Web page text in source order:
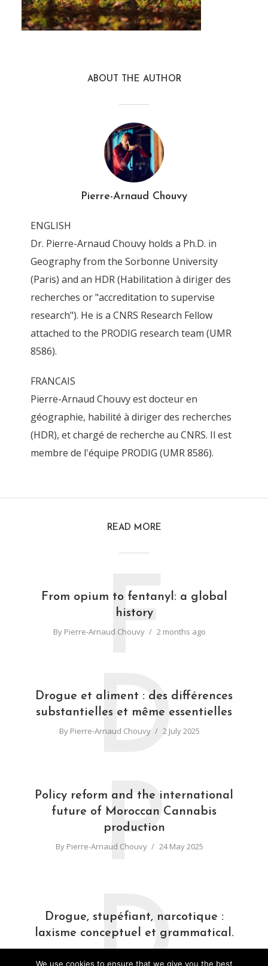
4T6Z0161_DxO
13 April 2016
ABOUT THE AUTHOR
Pierre-Arnaud Chouvy
ENGLISH
Dr. Pierre-Arnaud Chouvy holds a Ph.D. in
Geography from the Sorbonne University
(Paris) and an HDR (Habilitation à diriger des
recherches or "accreditation to supervise
research"). He is a CNRS Research Fellow
attached to the PRODIG research team (UMR
8586).
FRANCAIS
Pierre-Arnaud Chouvy est docteur en
géographie, habilité à diriger des recherches
(HDR), et chargé de recherche au CNRS. Il est
membre de l'équipe PRODIG (UMR 8586).
READ MORE
From opium to fentanyl: a global
history
By Pierre-Arnaud Chouvy 2 months ago
F
Drogue et aliment : des différences
substantielles et même essentielles
By Pierre-Arnaud Chouvy 2 July 2025
D
Policy reform and the international
future of Moroccan Cannabis
production
By Pierre-Arnaud Chouvy 24 May 2025
P
Drogue, stupéfiant, narcotique :
laxisme conceptuel et grammatical.
ByPierre-Arnaud Chouvy 31 March 2025
We use cookies to ensure that we give you the best